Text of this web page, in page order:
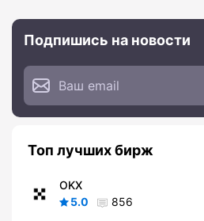
Подпишись на новости
Топ лучших бирж
OKX
5.0
856